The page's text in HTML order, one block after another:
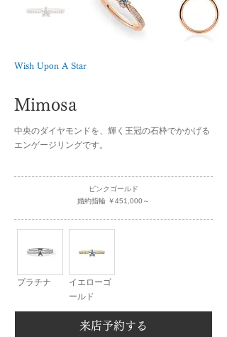
Wish Upon A Star
Mimosa
中央のダイヤモンドを、輝く王冠の石枠でかかげる
エンゲージリングです。
ピンクゴールド
婚約指輪 ￥451,000～
プラチナ
イエローゴ
ールド
来店予約する